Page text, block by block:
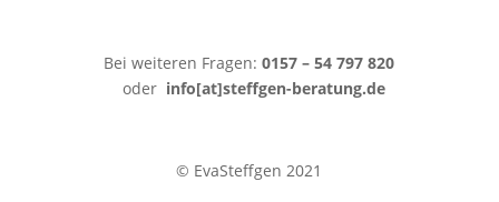
Bei weiteren Fragen:0157 – 54 797 820
oder info[at]steffgen-beratung.de
© EvaSteffgen 2021